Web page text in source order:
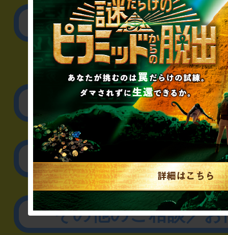
公演内容、チケット
▼企業／法人の方
リアル脱出ゲーム制作
取材に関するお
その他のご相談／